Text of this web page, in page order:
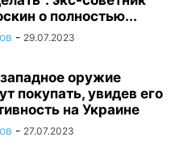
о полностью...
- 29.07.2023
оружие
покупать, увидев его
на Украине
- 27.07.2023